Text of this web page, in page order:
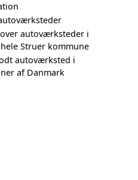
autoværksteder i
Struer kommune
autoværksted i
af Danmark